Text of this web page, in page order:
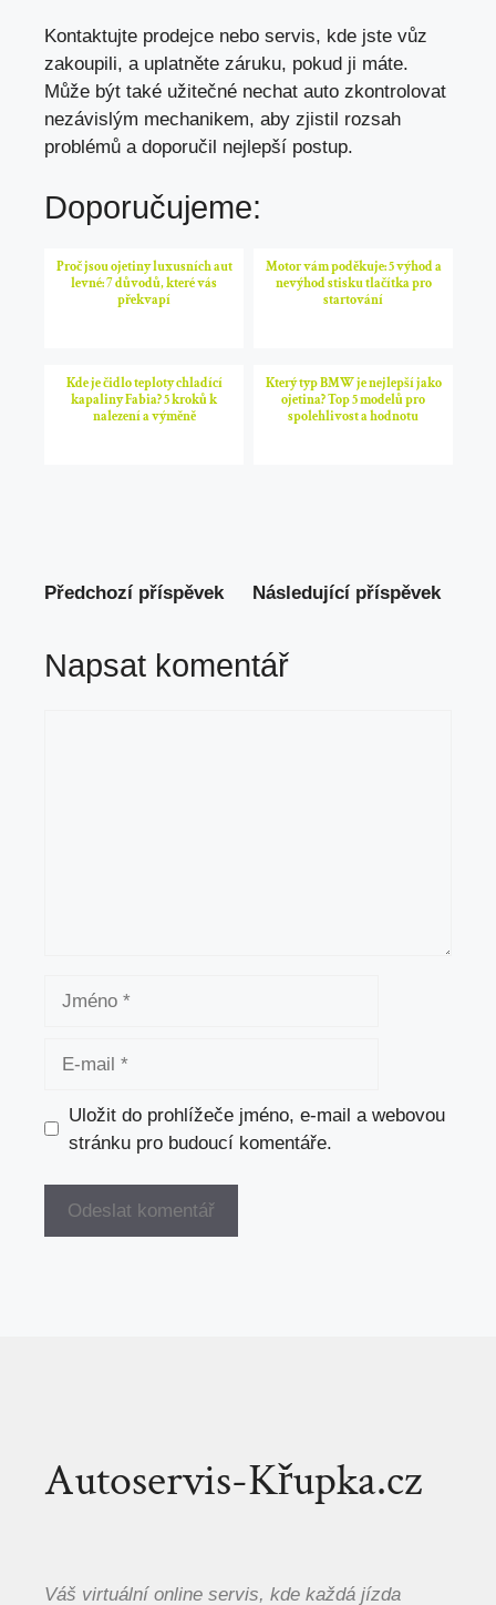
Kontaktujte prodejce nebo servis, kde jste vůz
zakoupili, a uplatněte záruku, pokud ji máte.
Může být také užitečné nechat auto zkontrolovat
nezávislým mechanikem, aby zjistil rozsah
problémů a doporučil nejlepší postup.
Doporučujeme:
Proč jsou ojetiny luxusních aut
levné: 7 důvodů, které vás
překvapí
Motor vám poděkuje: 5 výhod a
nevýhod stisku tlačítka pro
startování
Kde je čidlo teploty chladící
kapaliny Fabia? 5 kroků k
nalezení a výměně
Který typ BMW je nejlepší jako
ojetina? Top 5 modelů pro
spolehlivost a hodnotu
Předchozí příspěvek Následující příspěvek
Napsat komentář
Uložit do prohlížeče jméno, e-mail a webovou
stránku pro budoucí komentáře.
Autoservis-Křupka.cz
Váš virtuální online servis, kde každá jízda